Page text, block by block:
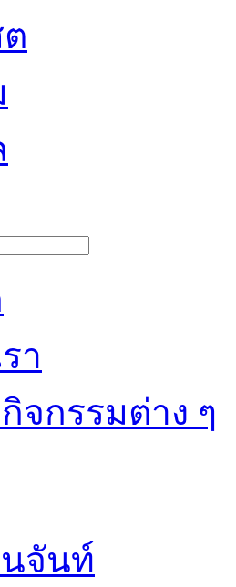
า
จกรรมต่าง ๆ
จันท์